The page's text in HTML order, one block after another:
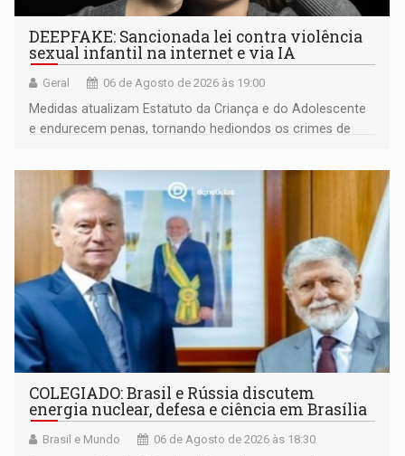
DEEPFAKE: Sancionada lei contra violência
sexual infantil na internet e via IA
Geral 06 de Agosto de 2026 às 19:00
Medidas atualizam Estatuto da Criança e do Adolescente
e endurecem penas, tornando hediondos os crimes de
COLEGIADO: Brasil e Rússia discutem
energia nuclear, defesa e ciência em Brasília
Brasil e Mundo 06 de Agosto de 2026 às 18:30